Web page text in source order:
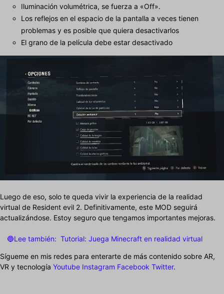
Iluminación volumétrica, se fuerza a «Off».
Los reflejos en el espacio de la pantalla a veces tienen
problemas y es posible que quiera desactivarlos
El grano de la película debe estar desactivado
Luego de eso, solo te queda vivir la experiencia de la realidad
virtual de Resident evil 2. Definitivamente, este MOD seguirá
actualizándose. Estoy seguro que tengamos importantes mejoras.
🔵Lee también: Tutorial: Juega Minecraft en realidad virtual
Sígueme en mis redes para enterarte de más contenido sobre AR,
VR y tecnología Youtube Instagram Facebook Twitter.